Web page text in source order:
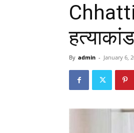
By admin - January 6,